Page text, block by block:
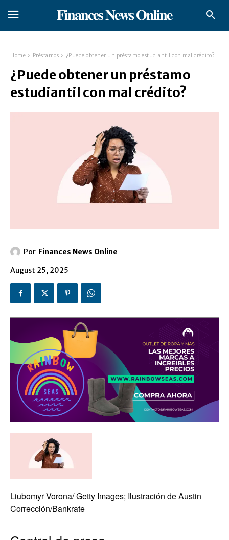
𝐅𝐢𝐧𝐚𝐧𝐜𝐞𝐬 𝐍𝐞𝐰𝐬 𝐎𝐧𝐥𝐢𝐧𝐞
Home Préstamos ¿Puede obtener un préstamo estudiantil con mal crédito?
¿Puede obtener un préstamo
estudiantil con mal crédito?
Por Finances News Online
August 25, 2025
Liubomyr Vorona/ Getty Images; Ilustración de Austin
Corrección/Bankrate